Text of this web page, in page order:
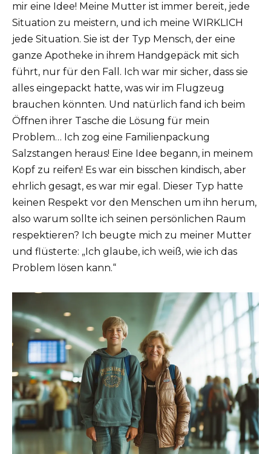
mir eine Idee! Meine Mutter ist immer bereit, jede
Situation zu meistern, und ich meine WIRKLICH
jede Situation. Sie ist der Typ Mensch, der eine
ganze Apotheke in ihrem Handgepäck mit sich
führt, nur für den Fall. Ich war mir sicher, dass sie
alles eingepackt hatte, was wir im Flugzeug
brauchen könnten. Und natürlich fand ich beim
Öffnen ihrer Tasche die Lösung für mein
Problem… Ich zog eine Familienpackung
Salzstangen heraus! Eine Idee begann, in meinem
Kopf zu reifen! Es war ein bisschen kindisch, aber
ehrlich gesagt, es war mir egal. Dieser Typ hatte
keinen Respekt vor den Menschen um ihn herum,
also warum sollte ich seinen persönlichen Raum
respektieren? Ich beugte mich zu meiner Mutter
und flüsterte: „Ich glaube, ich weiß, wie ich das
Problem lösen kann.“